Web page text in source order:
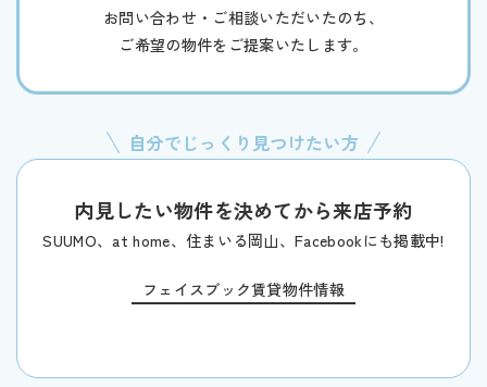
お問い合わせ・ご相談いただいたのち、
ご希望の物件をご提案いたします。
自分でじっくり見つけたい方
内見したい物件を決めてから来店予約
SUUMO、at home、住まいる岡山、Facebookにも掲載中!
フェイスブック賃貸物件情報